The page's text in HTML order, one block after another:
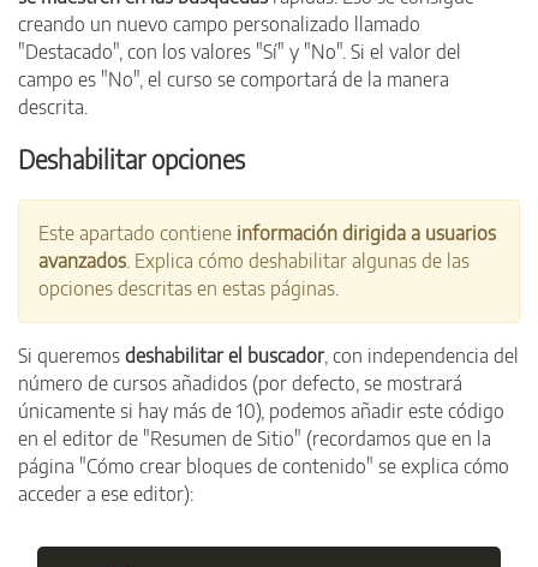
creando un nuevo campo personalizado llamado
"Destacado", con los valores "Sí" y "No". Si el valor del
campo es "No", el curso se comportará de la manera
descrita.
Deshabilitar opciones
Este apartado contiene información dirigida a usuarios
avanzados. Explica cómo deshabilitar algunas de las
opciones descritas en estas páginas.
Si queremos deshabilitar el buscador, con independencia del
número de cursos añadidos (por defecto, se mostrará
únicamente si hay más de 10), podemos añadir este código
en el editor de "Resumen de Sitio" (recordamos que en la
página "Cómo crear bloques de contenido" se explica cómo
acceder a ese editor):